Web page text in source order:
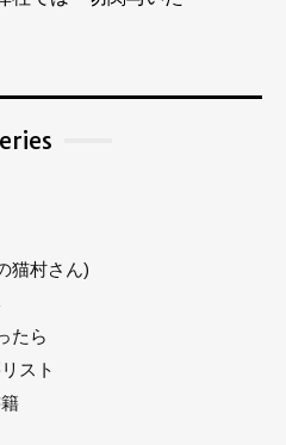
猫村さん)
たら
スト